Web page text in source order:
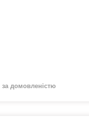
за домовленістю